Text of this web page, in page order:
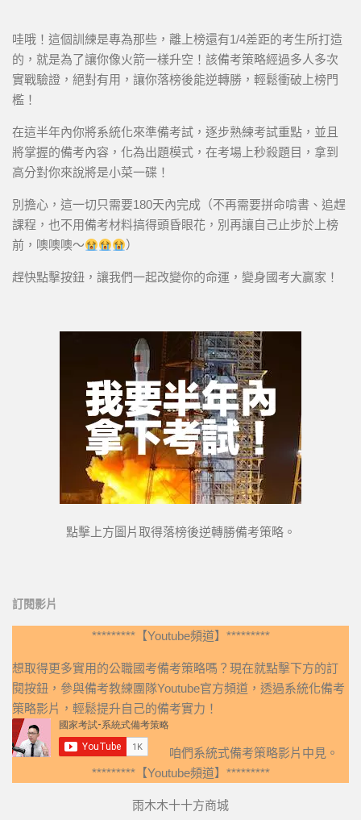
哇哦！這個訓練是專為那些，離上榜還有1/4差距的考生所打造
的，就是為了讓你像火箭一樣升空！該備考策略經過多人多次
實戰驗證，絕對有用，讓你落榜後能逆轉勝，輕鬆衝破上榜門
檻！
在這半年內你將系統化來準備考試，逐步熟練考試重點，並且
將掌握的備考內容，化為出題模式，在考場上秒殺題目，拿到
高分對你來說將是小菜一碟！
別擔心，這一切只需要180天內完成（不再需要拼命啃書、追趕
課程，也不用備考材料搞得頭昏眼花，別再讓自己止步於上榜
前，噢噢噢～
）
趕快點擊按鈕，讓我們一起改變你的命運，變身國考大贏家！
點擊上方圖片取得落榜後逆轉勝備考策略。
訂閱影片
*********【Youtube頻道】*********
想取得更多實用的公職國考備考策略嗎？現在就點擊下方的訂
閱按鈕，參與備考教練團隊Youtube官方頻道，透過系統化備考
策略影片，輕鬆提升自己的備考實力！
咱們系統式備考策略影片中見。
*********【Youtube頻道】*********
雨木木十十方商城